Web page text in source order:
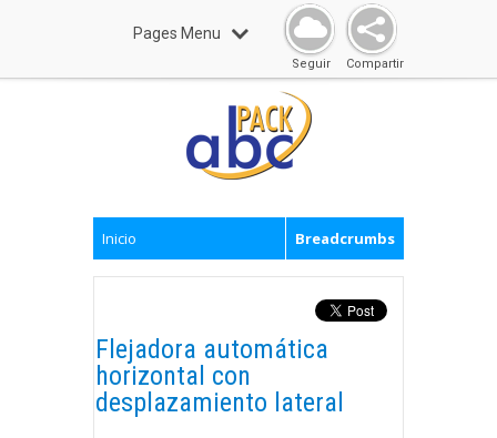
Pages Menu
Compartir
Seguir
Inicio Breadcrumbs
Flejadora automática
horizontal con
desplazamiento lateral